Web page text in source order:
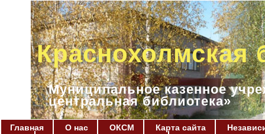
Краснохолмская
Муниципальное казенное
центральная библиотека»
Главная О нас ОКСМ Карта сайта